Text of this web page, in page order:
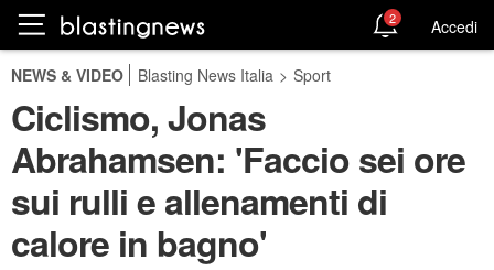
2 Accedi
NEWS & VIDEO Blasting News Italia > Sport
Ciclismo, Jonas
Abrahamsen: 'Faccio sei ore
sui rulli e allenamenti di
calore in bagno'